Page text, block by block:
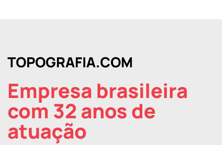
TOPOGRAFIA.COM
Empresa brasileira
com 32 anos de
atuação